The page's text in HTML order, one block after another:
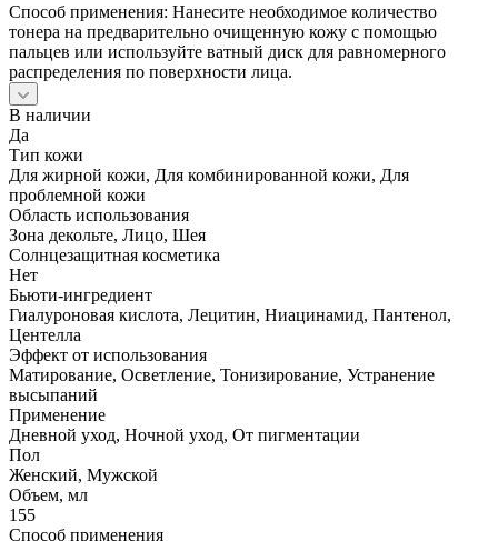
Способ применения: Нанесите необходимое количество
тонера на предварительно очищенную кожу с помощью
пальцев или используйте ватный диск для равномерного
распределения по поверхности лица.
В наличии
Да
Тип кожи
Для жирной кожи, Для комбинированной кожи, Для
проблемной кожи
Область использования
Зона декольте, Лицо, Шея
Солнцезащитная косметика
Нет
Бьюти-ингредиент
Гиалуроновая кислота, Лецитин, Ниацинамид, Пантенол,
Центелла
Эффект от использования
Матирование, Осветление, Тонизирование, Устранение
высыпаний
Применение
Дневной уход, Ночной уход, От пигментации
Пол
Женский, Мужской
Объем, мл
155
Способ применения